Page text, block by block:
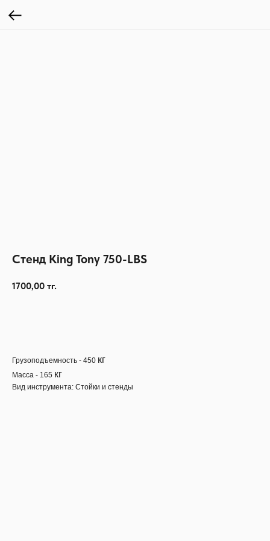
Стенд King Tony 750-LBS
1700,00 тг.
Грузоподъемность - 450 кг
Масса - 165 кг
Вид инструмента: Стойки и стенды